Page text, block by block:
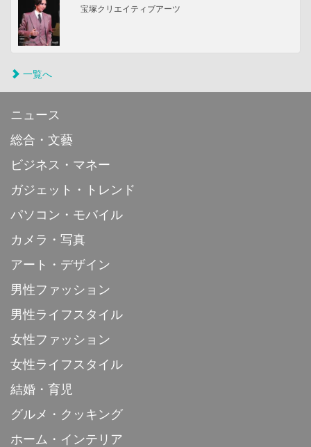
宝塚クリエイティブアーツ
一覧へ
ニュース
総合・文藝
ビジネス・マネー
ガジェット・トレンド
パソコン・モバイル
カメラ・写真
アート・デザイン
男性ファッション
男性ライフスタイル
女性ファッション
女性ライフスタイル
結婚・育児
グルメ・クッキング
ホーム・インテリア